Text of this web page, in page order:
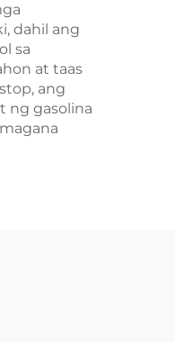
dahil ang
sa
at taas
ang
ng gasolina